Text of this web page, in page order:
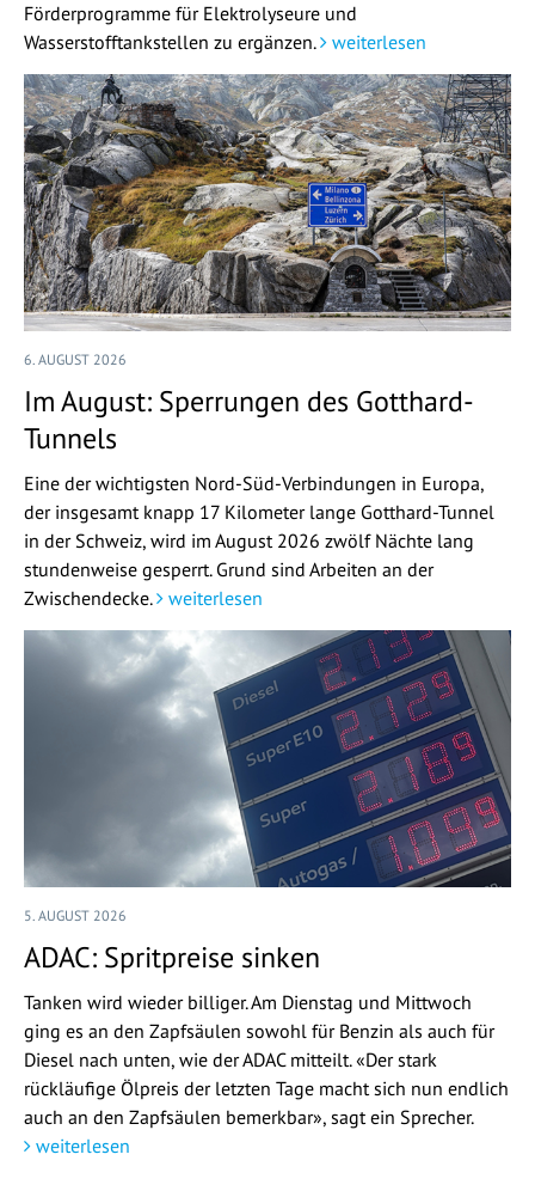
Förderprogramme für Elektrolyseure und
Wasserstofftankstellen zu ergänzen.
weiterlesen
6. AUGUST 2026
Im August: Sperrungen des Gotthard-
Tunnels
Eine der wichtigsten Nord-Süd-Verbindungen in Europa,
der insgesamt knapp 17 Kilometer lange Gotthard-Tunnel
in der Schweiz, wird im August 2026 zwölf Nächte lang
stundenweise gesperrt. Grund sind Arbeiten an der
Zwischendecke.
weiterlesen
5. AUGUST 2026
ADAC: Spritpreise sinken
Tanken wird wieder billiger. Am Dienstag und Mittwoch
ging es an den Zapfsäulen sowohl für Benzin als auch für
Diesel nach unten, wie der ADAC mitteilt. «Der stark
rückläufige Ölpreis der letzten Tage macht sich nun endlich
auch an den Zapfsäulen bemerkbar», sagt ein Sprecher.
weiterlesen